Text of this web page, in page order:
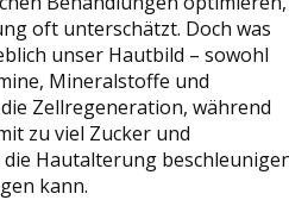
oft unterschätzt. Doch was
unser Hautbild – sowohl
Mineralstoffe und
Zellregeneration, während
zu viel Zucker und
Hautalterung
kann.